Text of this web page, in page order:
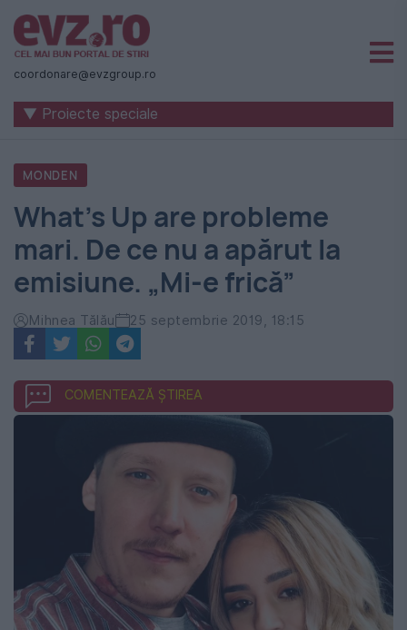
Știri
naționale
internaționale
România
-
Evenimentul
Zilei
coordonare@evzgroup.ro
▼ Proiecte speciale
MONDEN
What's Up are probleme
mari. De ce nu a apărut la
emisiune. „Mi-e frică”
Mihnea Tălău 25 septembrie 2019, 18:15
COMENTEAZĂ ȘTIREA